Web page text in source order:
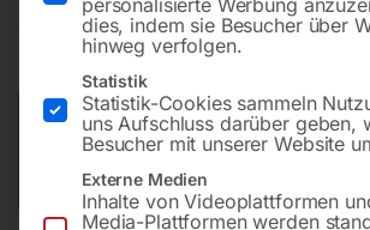
inkl. MwSt. zzgl.Versandkosten
ca. 3 – 5 Werktage
Versandkosten Standard (Österreich):€
Bitte beachten Sie: Die Versandkosten
Andere Länder können abweichen.
personalisierte Werbung
dies, indem sie Besucher über
hinweg verfolgen.
Statistik
Statistik-Cookies sammeln
uns Aufschluss darüber geben,
Besucher mit unserer Website
Externe Medien
Inhalte von Videoplattformen
Media-Plattformen werden